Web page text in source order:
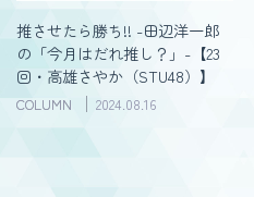
推させたら勝ち!! -田辺洋一郎
の「今月はだれ推し？」-【23
回・高雄さやか（STU48）】
COLUMN 2024.08.16